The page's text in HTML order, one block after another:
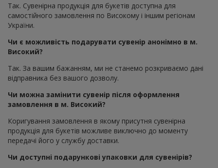
Так. Сувенірна продукція для букетів доступна для
самостійного замовлення по Високому і іншим регіонам
України.
Чи є можливість подарувати сувенір анонімно в м.
Високий?
Так. За вашим бажанням, ми не станемо розкриваємо дані
відправника без вашого дозволу.
Чи можна замінити сувенір після оформлення
замовлення в м. Високий?
Коригування замовлення в якому присутня сувенірна
продукція для букетів можливе виключно до моменту
передачі його у службу доставки.
Чи доступні подарункові упаковки для сувенірів?